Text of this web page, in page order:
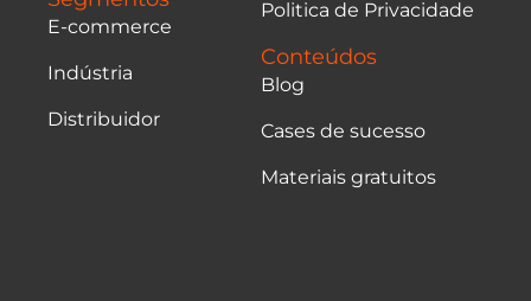
E-commerce
Indústria
Distribuidor
Politica de Privacidade
Conteúdos
Blog
Cases de sucesso
Materiais gratuitos